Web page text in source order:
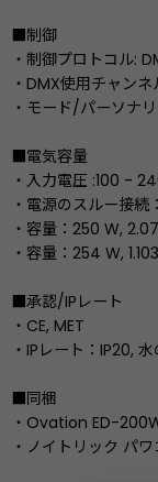
■制御
・制御プロトコル:
・DMX使用チャン
・モード/パーソナ
■電気容量
・入力電圧 :100 -
・電源のスルー接続
・容量：250 W,
・容量：254 W,
■承認/IPレート
・CE, MET
・IPレート：IP20,
■同梱
・Ovation ED-
・ノイトリック パ